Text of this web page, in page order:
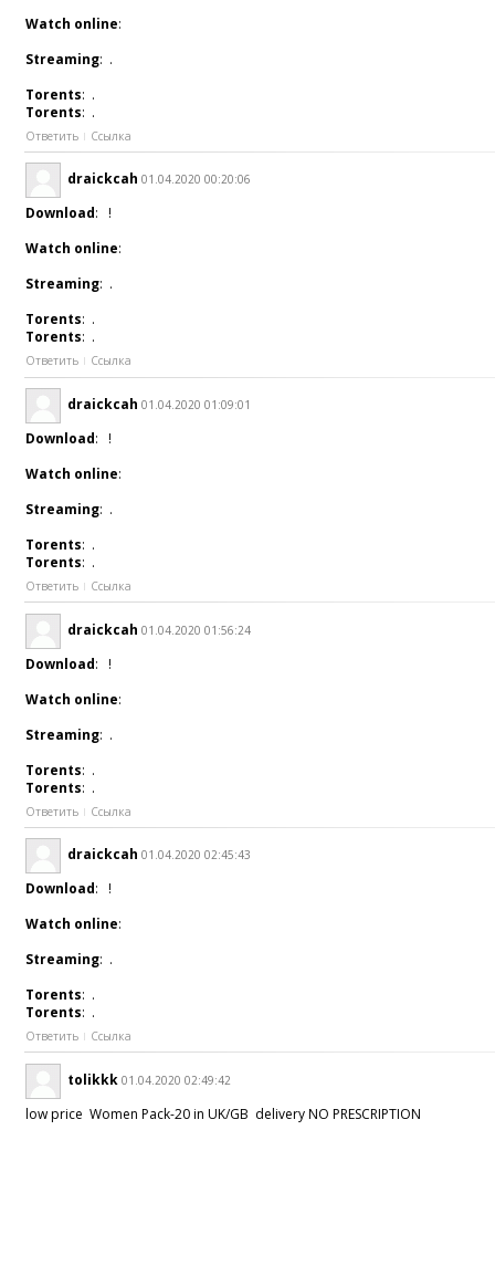
Watch online:
Streaming: .
Torents: .
Torents: .
Ответить Ссылка
draickcah 01.04.2020 00:20:06
Download: !
Watch online:
Streaming: .
Torents: .
Torents: .
Ответить Ссылка
draickcah 01.04.2020 01:09:01
Download: !
Watch online:
Streaming: .
Torents: .
Torents: .
Ответить Ссылка
draickcah 01.04.2020 01:56:24
Download: !
Watch online:
Streaming: .
Torents: .
Torents: .
Ответить Ссылка
draickcah 01.04.2020 02:45:43
Download: !
Watch online:
Streaming: .
Torents: .
Torents: .
Ответить Ссылка
tolikkk 01.04.2020 02:49:42
low price Women Pack-20 in UK/GB delivery NO PRESCRIPTION